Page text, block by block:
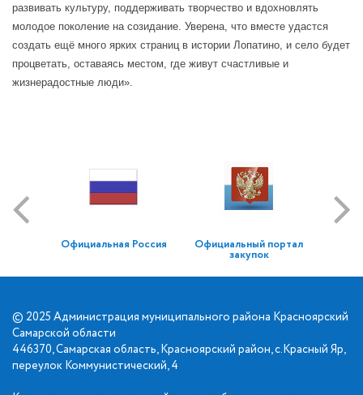
развивать культуру, поддерживать творчество и вдохновлять
молодое поколение на созидание. Уверена, что вместе удастся
создать ещё много ярких страниц в истории Лопатино, и село будет
процветать, оставаясь местом, где живут счастливые и
жизнерадостные люди».
Официальная Россия Официальный портал
закупок
© 2025 Администрация муниципального района Красноярский
Самарской области
446370, Самарская область, Красноярский район, с.Красный Яр,
переулок Коммунистический, 4